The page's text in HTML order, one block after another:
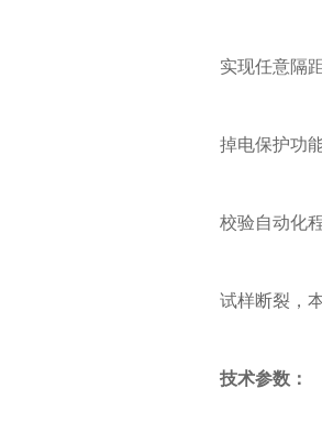
实现任意隔
掉电保护功
校验自动化
试样断裂，
技术参数：